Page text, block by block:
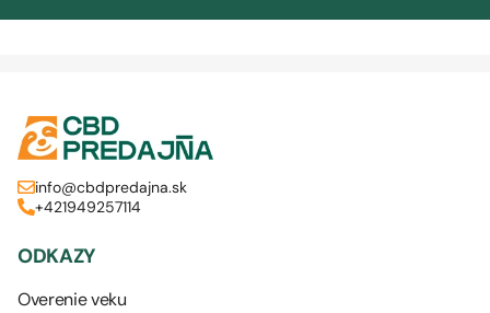
info@cbdpredajna.sk
+421949257114
ODKAZY
Overenie veku